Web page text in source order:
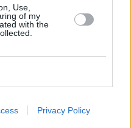
Use,
of my
with the
Privacy Policy
Δεκεμβρίου